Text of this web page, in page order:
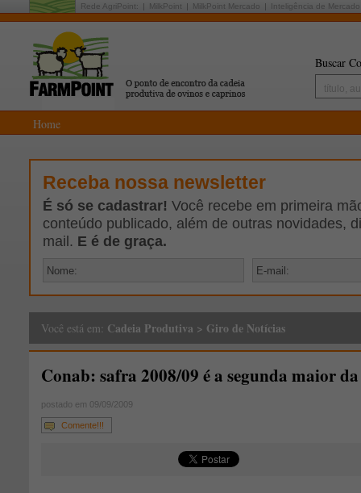
Rede AgriPoint: MilkPoint MilkPoint Mercado Inteligência de Mercado
Buscar
Home
Receba nossa newsletter
É só se cadastrar! Você recebe em primeira
conteúdo publicado, além de outras novidades,
mail. E é de graça.
Você está em: Cadeia Produtiva > Giro de Notícias
Conab: safra 2008/09 é a segunda maior
postado em 09/09/2009
Comente!!!